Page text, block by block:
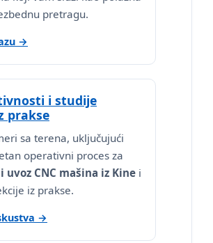
pretragu.
→
i studije
prakse
sa terena, uključujući
operativni proces za
uvoz CNC mašina iz Kine i
iz prakse.
→